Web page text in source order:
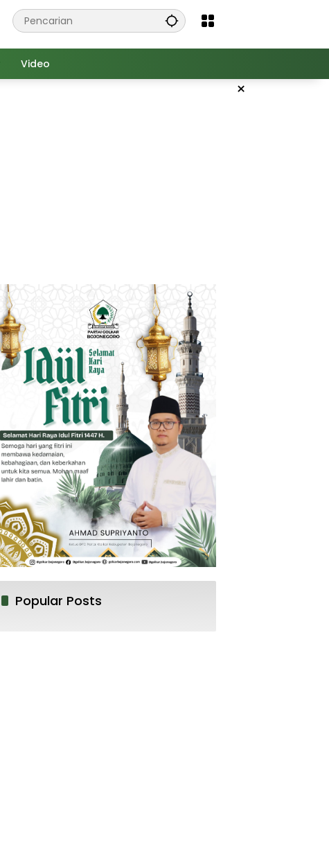
Video
×
Popular Posts